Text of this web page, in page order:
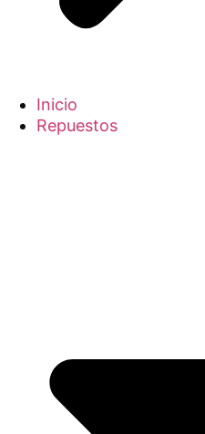
Inicio
Repuestos